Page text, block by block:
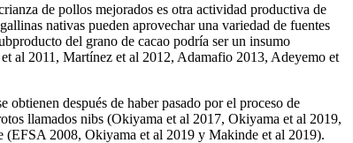
de pollos mejorados es otra actividad productiva de
nativas pueden aprovechar una variedad de fuentes
del grano de cacao podría ser un insumo
al 2011, Martínez et al 2012, Adamafio 2013, Adeyemo et
después de haber pasado por el proceso de
llamados nibs (Okiyama et al 2017, Okiyama et al 2019,
(EFSA 2008, Okiyama et al 2019 y Makinde et al 2019).